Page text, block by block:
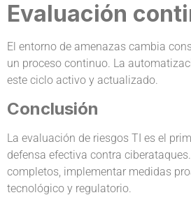
Evaluación
El entorno de amenazas cambia
un proceso continuo. La
este ciclo activo y actualizado.
Conclusión
La evaluación de riesgos TI es el
defensa efectiva contra
completos, implementar medidas
tecnológico y regulatorio.